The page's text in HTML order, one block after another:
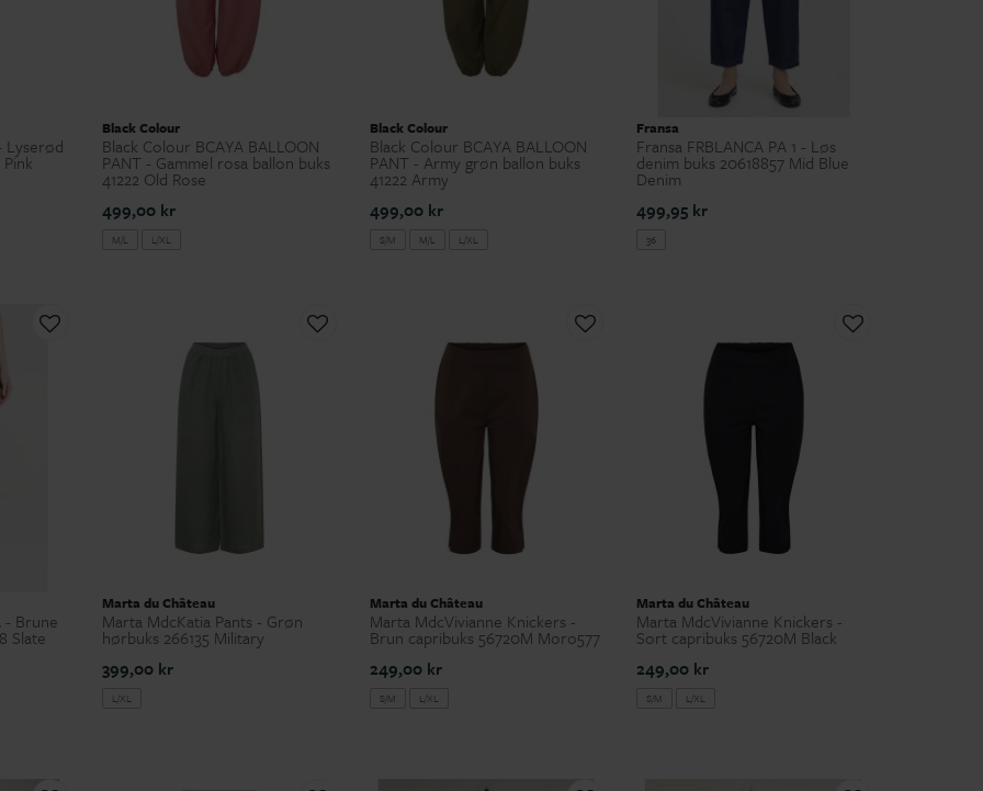
Lyserød
Black Colour
Black Colour BCAYA BALLOON
PANT - Gammel rosa ballon buks
41222 Old Rose
499,00 kr
M/L L/XL
Black Colour
Black Colour BCAYA BALLOON
PANT - Army grøn ballon buks
41222 Army
499,00 kr
S/M M/L L/XL
Fransa
Fransa FRBLANCA PA 1 - Løs
denim buks 20618857 Mid Blue
Denim
499,95 kr
36
- Brune
Slate
Marta du Château
Marta MdcKatia Pants - Grøn
hørbuks 266135 Military
399,00 kr
L/XL
Marta du Château
Marta MdcVivianne Knickers -
Brun capribuks 56720M Moro577
249,00 kr
S/M L/XL
Marta du Château
Marta MdcVivianne Knickers -
Sort capribuks 56720M Black
249,00 kr
S/M L/XL